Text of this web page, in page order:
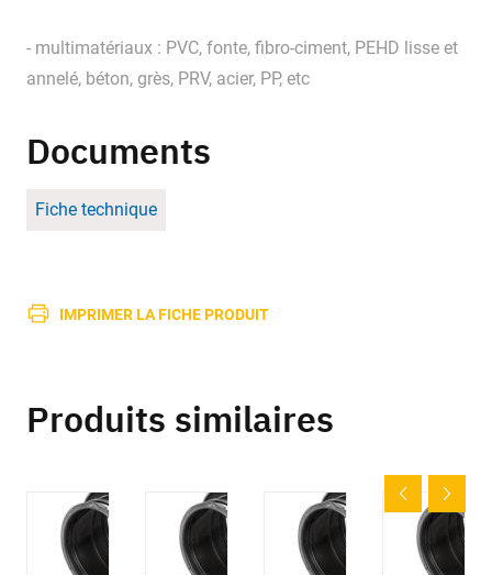
- multimatériaux : PVC, fonte, fibro-ciment, PEHD lisse et
annelé, béton, grès, PRV, acier, PP, etc
Documents
Fiche technique
IMPRIMER LA FICHE PRODUIT
Produits similaires